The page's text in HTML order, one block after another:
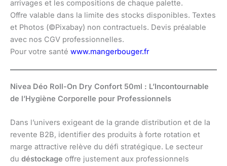
arrivages et les compositions de chaque palette.
Offre valable dans la limite des stocks disponibles. Textes
et Photos (©Pixabay) non contractuels. Devis préalable
avec nos CGV professionnelles.
Pour votre santé www.mangerbouger.fr
Nivea Déo Roll-On Dry Confort 50ml : L’Incontournable
de l’Hygiène Corporelle pour Professionnels
Dans l’univers exigeant de la grande distribution et de la
revente B2B, identifier des produits à forte rotation et
marge attractive relève du défi stratégique. Le secteur
du déstockage offre justement aux professionnels